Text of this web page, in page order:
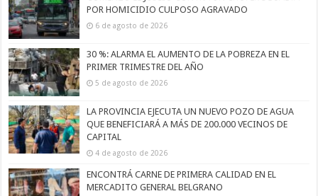
POR HOMICIDIO CULPOSO AGRAVADO
6 de agosto de 2026
30 %: ALARMA EL AUMENTO DE LA POBREZA EN EL
PRIMER TRIMESTRE DEL AÑO
5 de agosto de 2026
LA PROVINCIA EJECUTA UN NUEVO POZO DE AGUA
QUE BENEFICIARÁ A MÁS DE 200.000 VECINOS DE
CAPITAL
4 de agosto de 2026
ENCONTRÁ CARNE DE PRIMERA CALIDAD EN EL
MERCADITO GENERAL BELGRANO